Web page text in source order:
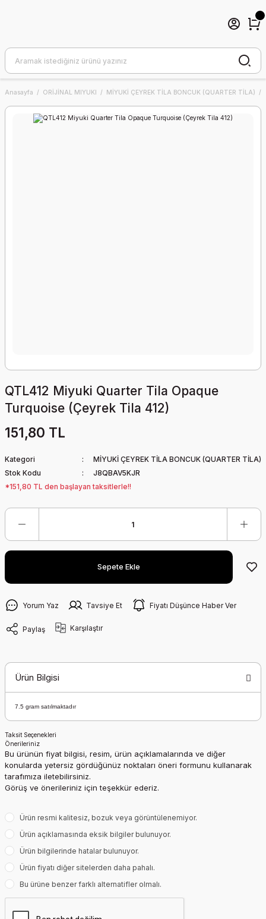
Anasayfa ORİJİNAL MIYUKI MİYUKİ ÇEYREK TİLA BONCUK (QUARTER TİLA)
QTL412 Miyuki Quarter Tila Opaque
Turquoise (Çeyrek Tila 412)
151,80 TL
Kategori
MİYUKİ ÇEYREK TİLA BONCUK (QUARTER TİLA)
Stok Kodu
J8QBAV5KJR
*151,80 TL den başlayan taksitlerle!!
Sepete Ekle
Yorum Yaz Tavsiye Et Fiyatı Düşünce Haber Ver
Paylaş Karşılaştır
Ürün Bilgisi
7.5 gram satılmaktadır
Taksit Seçenekleri
Önerileriniz
Bu ürünün fiyat bilgisi, resim, ürün açıklamalarında ve diğer
konularda yetersiz gördüğünüz noktaları öneri formunu kullanarak
tarafımıza iletebilirsiniz.
Görüş ve önerileriniz için teşekkür ederiz.
Ürün resmi kalitesiz, bozuk veya görüntülenemiyor.
Ürün açıklamasında eksik bilgiler bulunuyor.
Ürün bilgilerinde hatalar bulunuyor.
Ürün fiyatı diğer sitelerden daha pahalı.
Bu ürüne benzer farklı alternatifler olmalı.